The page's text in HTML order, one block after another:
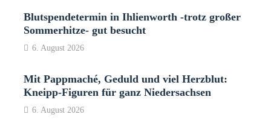
Blutspendetermin in Ihlienworth -trotz großer
Sommerhitze- gut besucht
6. August 2026
Mit Pappmaché, Geduld und viel Herzblut:
Kneipp-Figuren für ganz Niedersachsen
6. August 2026